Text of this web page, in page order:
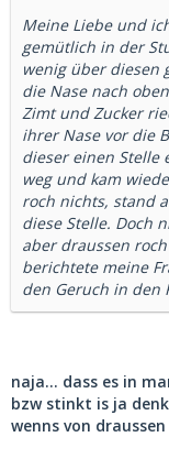
Meine Liebe und
gemütlich in der
wenig über diesen
die Nase nach
Zimt und Zucker
ihrer Nase vor die
dieser einen Stelle
weg und kam
roch nichts, stand
diese Stelle. Doch
aber draussen
berichtete meine
den Geruch in den
naja... dass es in
bzw stinkt is ja
wenns von